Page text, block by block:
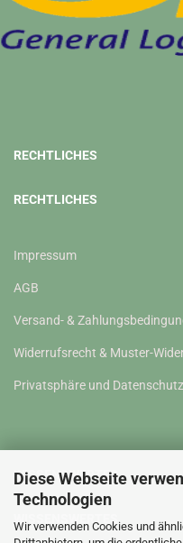
Diese Webseite
Technologien
Wir verwenden Cookies und
RECHTLICHES
RECHTLICHES
Impressum
AGB
Versand- &
Widerrufsrecht & Muster-
Privatsphäre und Datenschutz
WISSENSWERTES
WISSENSWERTES